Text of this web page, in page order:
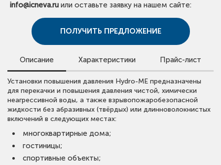
info@icneva.ru или оставьте заявку на нашем сайте:
ПОЛУЧИТЬ ПРЕДЛОЖЕНИЕ
Описание Характеристики Прайс-лист
Установки повышения давления Hydro-ME предназначены
для перекачки и повышения давления чистой, химически
неагрессивной воды, а также взрывопожаробезопасной
жидкости без абразивных (твёрдых) или длинноволокнистых
включений в следующих местах:
многоквартирные дома;
гостиницы;
спортивные объекты;
Вид оборудования:Установки повышения давления
Тип оборудования:Hydro-ME
Максимальный расход:2,4 - 110 м³/ч
Максимальный напор: 37 - 167 м
Количество насосов:2 / 3 / 4
Макс. рабочее давление:
Диапазон температур жидкости:
Для просмотра цен скачайте прайс-лист.
Обращаем внимание, что в прайс-листе указаны сметные
стоимости.
Для получения предложения со скидкой оставьте заявку
или свяжитесь с нами.
ОТКРЫТЬ ПРАЙС ЛИСТ VANDJORD